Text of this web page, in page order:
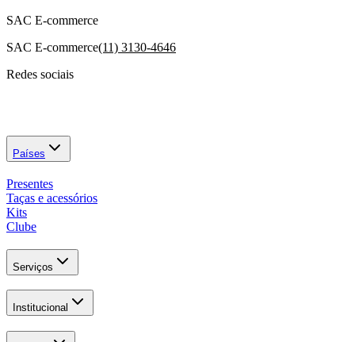
SAC E-commerce
SAC E-commerce(11) 3130-4646
Redes sociais
Países
Presentes
Taças e acessórios
Kits
Clube
Serviços
Institucional